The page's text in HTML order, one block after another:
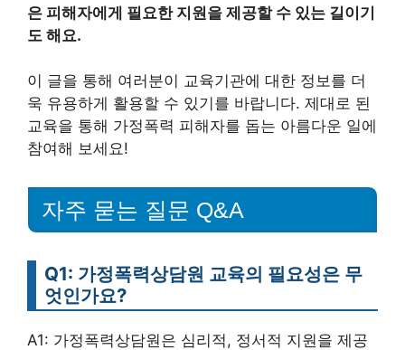
은 피해자에게 필요한 지원을 제공할 수 있는 길이기
도 해요.
이 글을 통해 여러분이 교육기관에 대한 정보를 더
욱 유용하게 활용할 수 있기를 바랍니다. 제대로 된
교육을 통해 가정폭력 피해자를 돕는 아름다운 일에
참여해 보세요!
자주 묻는 질문 Q&A
Q1: 가정폭력상담원 교육의 필요성은 무
엇인가요?
A1: 가정폭력상담원은 심리적, 정서적 지원을 제공